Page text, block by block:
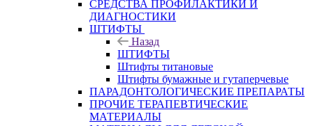
СРЕДСТВА ПРОФИЛАКТИКИ И
ДИАГНОСТИКИ
ШТИФТЫ
Назад
ШТИФТЫ
Штифты титановые
Штифты бумажные и гутаперчевые
ПАРАДОНТОЛОГИЧЕСКИЕ ПРЕПАРАТЫ
ПРОЧИЕ ТЕРАПЕВТИЧЕСКИЕ
МАТЕРИАЛЫ